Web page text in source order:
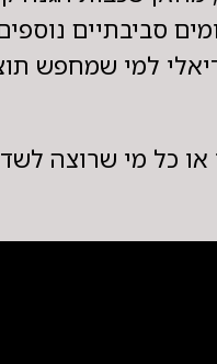
כל מי שרוצה